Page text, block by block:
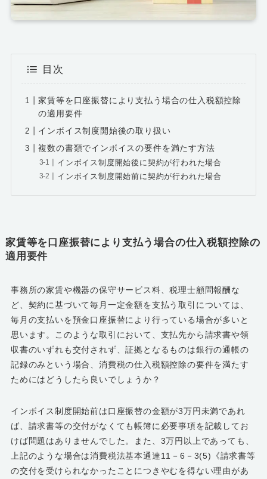
目次
家賃等を口座振替により支払う場合の仕入税額控除
の適用要件
インボイス制度開始後の取り扱い
複数の書類でインボイスの要件を満たす方法
インボイス制度開始後に契約が行われた場合
インボイス制度開始前に契約が行われた場合
家賃等を口座振替により支払う場合の仕入税額控除の
適用要件
事務所の家賃や機器の保守サービス料、税理士顧問報酬な
ど、契約に基づいて毎月一定金額を支払う取引については、
毎月の支払いを預金口座振替により行っている場合が多いと
思います。このような取引において、支払先から請求書や領
収書のいずれも交付されず、証拠となるものは銀行の通帳の
記録のみという場合、消費税の仕入税額控除の要件を満たす
ためにはどうしたら良いでしょうか？
インボイス制度開始前は口座振替の金額が3万円未満であれ
ば、請求書等の交付がなくても帳簿に必要事項を記載してお
けば問題はありませんでした。また、3万円以上であっても、
上記のような場合は消費税法基本通達11－6－3(5)《請求書等
の交付を受けられなかったことにつきやむを得ない理由があ